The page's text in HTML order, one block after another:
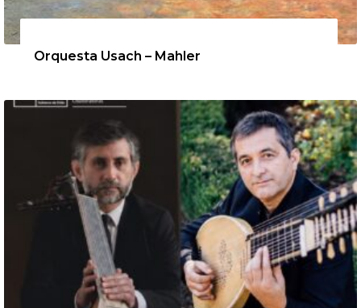
Orquesta Usach – Mahler